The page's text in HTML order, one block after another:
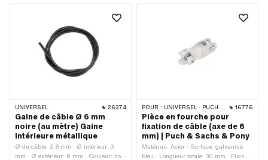
Entraînement: Six pans extérieurs ·
Longueur totale: 9 mm · Champ
d'application: Standard · Nombre de
composants: 1 pcs · Longueur du
UNIVERSEL 26374
Gaine de câble Ø 6 mm
noire (au mètre) Gaine
intérieure métallique
Ø du câble: 2.8 mm · Ø intérieur: 3
mm · Ø extérieur: 6 mm · Couleur: noir
POUR : UNIVERSEL · PUCH · SACHS · PONY / CILO (BÊTA 521 & 512) · ZÜNDAPP BELMONDO 16776
Pièce en fourche pour
fixation de câble (axe de 6
mm) | Puch & Sachs & Pony
Matériau: Acier · Surface: galvanisé
bleu · Longueur totale: 30 mm · Puch